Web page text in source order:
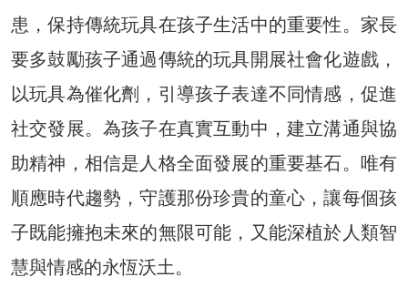
患，保持傳統玩具在孩子生活中的重要性。家長
要多鼓勵孩子通過傳統的玩具開展社會化遊戲，
以玩具為催化劑，引導孩子表達不同情感，促進
社交發展。為孩子在真實互動中，建立溝通與協
助精神，相信是人格全面發展的重要基石。唯有
順應時代趨勢，守護那份珍貴的童心，讓每個孩
子既能擁抱未來的無限可能，又能深植於人類智
慧與情感的永恆沃土。